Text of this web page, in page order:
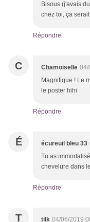
Bisous (j'avais
chez toi, ça
Répondre
C Chamoiselle 04/
Magnifique ! Le
le poster hihi
Répondre
É écureuil bleu 33
Tu as
chevelure dans
Répondre
T tilk 04/06/2019